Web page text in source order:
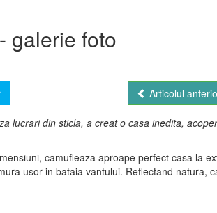
galerie foto
Articolul
lucrari din sticla, a creat o casa inedita,
camufleaza aproape perfect casa la
usor in bataia vantului. Reflectand natura,